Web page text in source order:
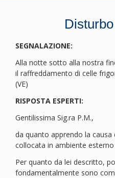
SEGNALAZIONE:
Alla notte sotto alla nostra
il raffreddamento di celle
(VE)
RISPOSTA ESPERTI:
Gentilissima Sig.ra P.M.,
da quanto apprendo la
collocata in ambiente
Per quanto da lei descritto,
fondamentalmente sono